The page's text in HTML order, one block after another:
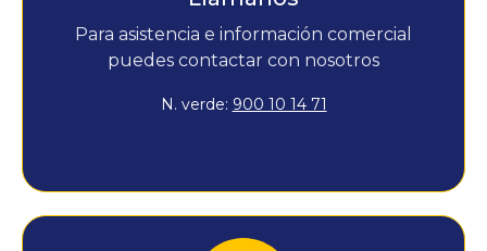
Para asistencia e información comercial
puedes contactar con nosotros
N. verde: 900 10 14 71